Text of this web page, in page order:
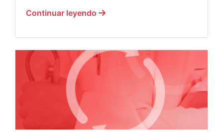
Continuar leyendo